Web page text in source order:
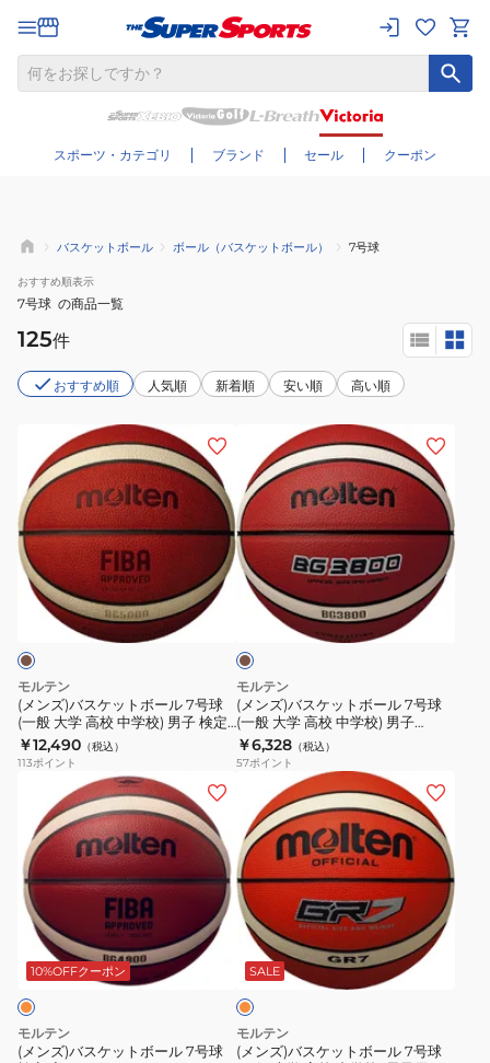
スポーツ・カテゴリ ブランド セール クーポン
さらに絞り込む
バスケットボール ボール（バスケットボール） 7号球
おすすめ順表示
7号球 の商品一覧
125件
おすすめ順 人気順 新着順 安い順 高い順
ズ)
バ
ス
ケ
ッ
ボ
ー
ル
7
号
大
学
高
中
校)
男
モルテン
(メンズ)バスケットボール 7号球
(一般 大学 高校 中学校) 男子 検定
球 試合球 BG5000 B7G5000 自
主練 屋内 室内
￥12,490 （税込）
113ポイント
ズ)
バ
ス
ケ
ッ
ボ
ー
ル
7
号
般
大
学
高
校
中
校)
男
ブ
ラ
ウ
ン
モルテン
(メンズ)バスケットボール 7号球
(一般 大学 高校 中学校) 男子
BG3800 B7G3801 自主練
￥6,328 （税込）
57ポイント
ズ)
バ
ス
ケ
ト
ボ
ー
ル
10%OFFクーポン
モルテン
(メンズ)バスケットボール 7号球
ズ)
バ
ス
ケ
ッ
ト
ボ
ー
ル
SALE
オ
レ
ン
ジ
モルテン
(メンズ)バスケットボール 7号球